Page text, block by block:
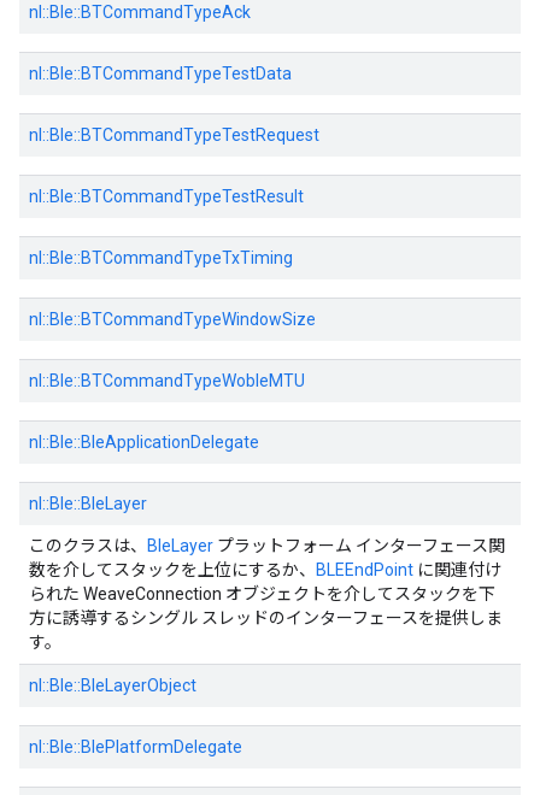
nl::Ble::BTCommandTypeAck
nl::Ble::BTCommandTypeTestData
nl::Ble::BTCommandTypeTestRequest
nl::Ble::BTCommandTypeTestResult
nl::Ble::BTCommandTypeTxTiming
nl::Ble::BTCommandTypeWindowSize
nl::Ble::BTCommandTypeWobleMTU
nl::Ble::BleApplicationDelegate
nl::Ble::BleLayer
このクラスは、 BleLayer プラットフォーム インターフェース関
数を介してスタックを上位にするか、
BLEEndPoint に関連付け
られた WeaveConnection オブジェクトを介してスタックを下
方に誘導するシングル スレッドのインターフェースを提供しま
す。
nl::Ble::BleLayerObject
nl::Ble::BlePlatformDelegate